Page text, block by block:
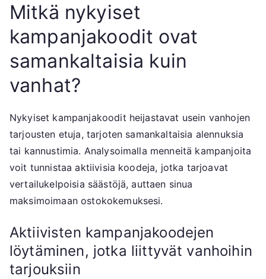
Mitkä nykyiset
kampanjakoodit ovat
samankaltaisia kuin
vanhat?
Nykyiset kampanjakoodit heijastavat usein vanhojen
tarjousten etuja, tarjoten samankaltaisia alennuksia
tai kannustimia. Analysoimalla menneitä kampanjoita
voit tunnistaa aktiivisia koodeja, jotka tarjoavat
vertailukelpoisia säästöjä, auttaen sinua
maksimoimaan ostokokemuksesi.
Aktiivisten kampanjakoodejen
löytäminen, jotka liittyvät vanhoihin
tarjouksiin